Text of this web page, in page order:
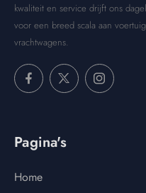
kwaliteit en service drijft ons
voor een breed scala aan
vrachtwagens.
Pagina's
Home